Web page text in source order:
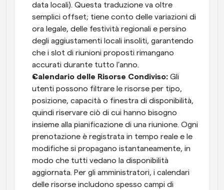
data locali). Questa traduzione va oltre
semplici offset; tiene conto delle variazioni di
ora legale, delle festività regionali e persino
degli aggiustamenti locali insoliti, garantendo
che i slot di riunioni proposti rimangano
accurati durante tutto l'anno.
Calendario delle Risorse Condiviso: Gli
utenti possono filtrare le risorse per tipo,
posizione, capacità o finestra di disponibilità,
quindi riservare ciò di cui hanno bisogno
insieme alla pianificazione di una riunione. Ogni
prenotazione è registrata in tempo reale e le
modifiche si propagano istantaneamente, in
modo che tutti vedano la disponibilità
aggiornata. Per gli amministratori, i calendari
delle risorse includono spesso campi di